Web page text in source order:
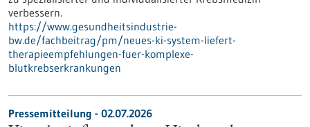
verbessern.
https://www.gesundheitsindustrie-
bw.de/fachbeitrag/pm/neues-ki-system-liefert-
therapieempfehlungen-fuer-komplexe-
blutkrebserkrankungen
Pressemitteilung - 02.07.2026